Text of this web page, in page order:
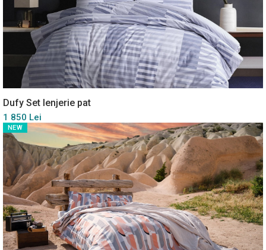
Dufy Set lenjerie pat
1 850 Lei
NEW